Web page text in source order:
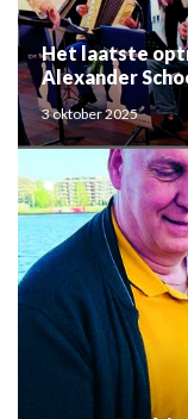
Het laatste
Alexander
3 oktober 2025